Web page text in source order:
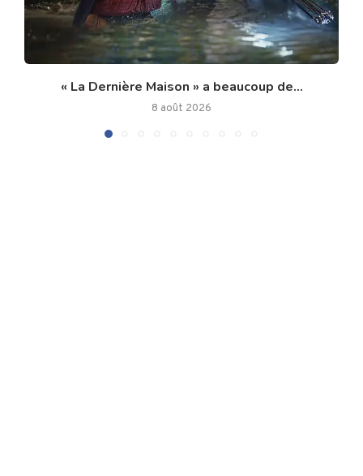
« La Dernière Maison » a beaucoup de...
8 août 2026